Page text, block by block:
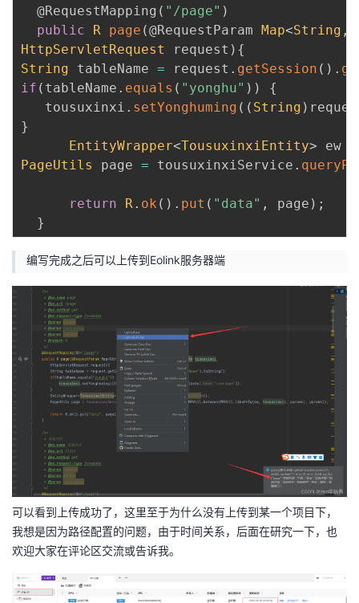
@RequestMapping ( "/page" )
public
R page (@RequestParam Map<String ,
HttpServletRequest
request ) {
String tableName = request . getSession ( ) .
if ( tableName . equals ( "yonghu" ) )
{
   tousuxinxi
. setYonghuming ( ( String )
}
EntityWrapper<TousuxinxiEntity> ew
PageUtils
page = tousuxinxiService .
return R. ok ( ) . put ( "data" , page ) ;
}
编写完成之后可以上传到Eolink服务器端
可以看到上传成功了，这里至于为什么没有上传到某一个项目下，
我想是因为路径配置的问题，由于时间关系，后面在研究一下，也
欢迎大家在评论区交流或告诉我。